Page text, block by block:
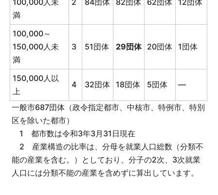
100,000人未
満
2 84団体 82団体 62団体 12団体
100,000～
150,000人未
満
3 51団体 29団体 20団体 1団体
150,000人以
上
4 32団体 18団体 5団体 ―
一般市687団体（政令指定都市、中核市、特例市、特別
区を除いた都市）
1 都市数は令和3年3月31日現在
2 産業構造の比率は、分母を就業人口総数（分類不
能の産業を含む。）としており、分子の2次、3次就業
人口には分類不能の産業を含めずに算出しています。